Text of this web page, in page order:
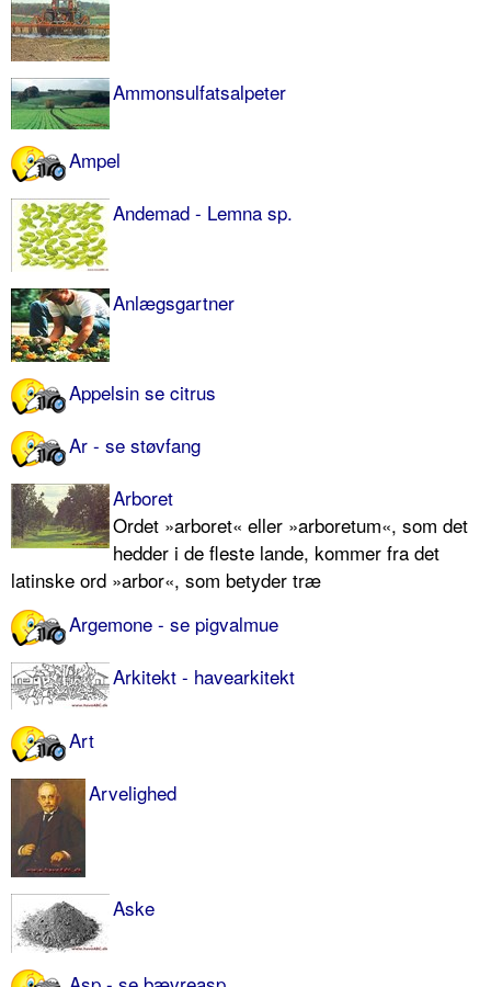
Ammonsulfat­salpeter
Ampel
Andemad - Lemna sp.
Anlægs­gartner
Appelsin se citrus
Ar - se støvfang
Arboret
Ordet »arboret« eller »arboretum«, som det
hedder i de fleste lande, kommer fra det
latinske ord »arbor«, som betyder træ
Argemone - se pigvalmue
Arkitekt - havearkitekt
Art
Arvelighed
Aske